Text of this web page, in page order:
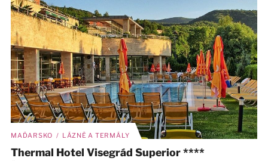
MAĎARSKO / LÁZNĚ A TERMÁLY
Thermal Hotel Visegrád Superior ****